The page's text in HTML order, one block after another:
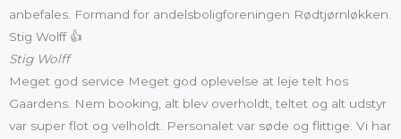
anbefales. Formand for andelsboligforeningen Rødtjørnløkken.
Stig Wolff 👍
Stig Wolff
Meget god service Meget god oplevelse at leje telt hos
Gaardens. Nem booking, alt blev overholdt, teltet og alt udstyr
var super flot og velholdt. Personalet var søde og flittige. Vi har